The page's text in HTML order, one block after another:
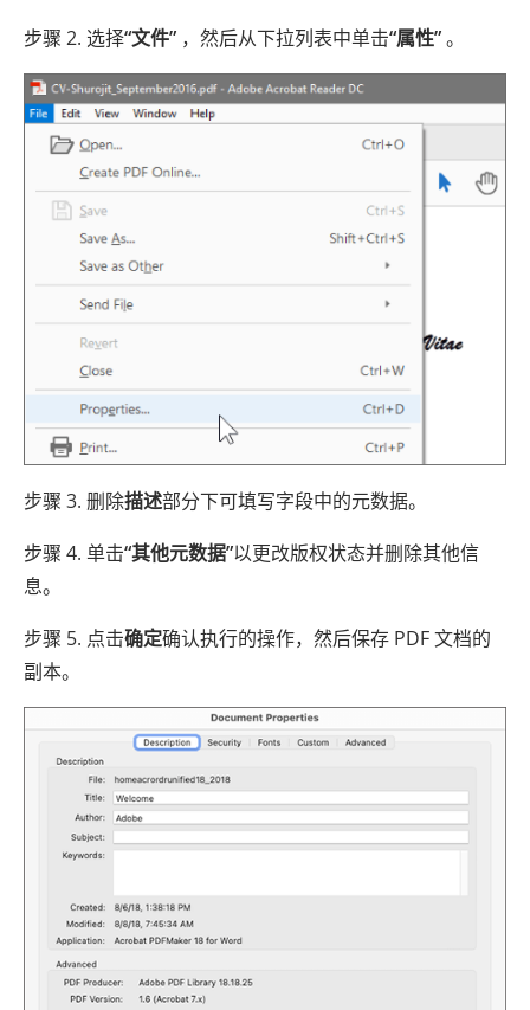
步骤 2. 选择“文件” ，然后从下拉列表中单击“属性”。
步骤 3. 删除描述部分下可填写字段中的元数据。
步骤 4. 单击“其他元数据”以更改版权状态并删除其他信
息。
步骤 5. 点击确定确认执行的操作，然后保存 PDF 文档的
副本。